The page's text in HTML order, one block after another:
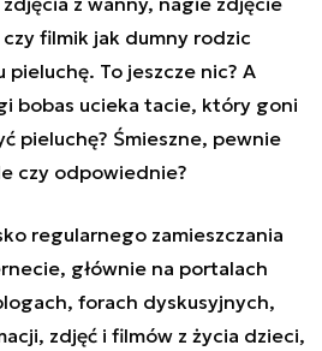
filmik jak dumny rodzic
To jeszcze nic? A
bobas ucieka tacie, który goni
pieluchę? Śmieszne, pewnie
czy odpowiednie?
regularnego zamieszczania
głównie na portalach
forach dyskusyjnych,
zdjęć i filmów z życia dzieci,